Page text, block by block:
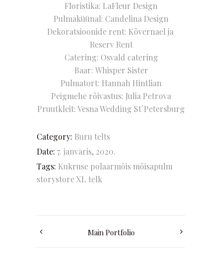
Floristika: LaFleur Design
Pulmaküünal: Candelina Design
Dekoratsioonide rent: Kõvernael ja
Reserv Rent
Catering: Osvald catering
Baar: Whisper Sister
Pulmatort: Hannah Hintlian
Peigmehe rõivastus: Julia Petrova
Pruutkleit: Vesna Wedding St´Petersburg
Category: Buru telts
Date: 7. janvāris, 2020.
Tags: Kukruse polaarmõis mõisapulm
storystoreXL telk
Main Portfolio